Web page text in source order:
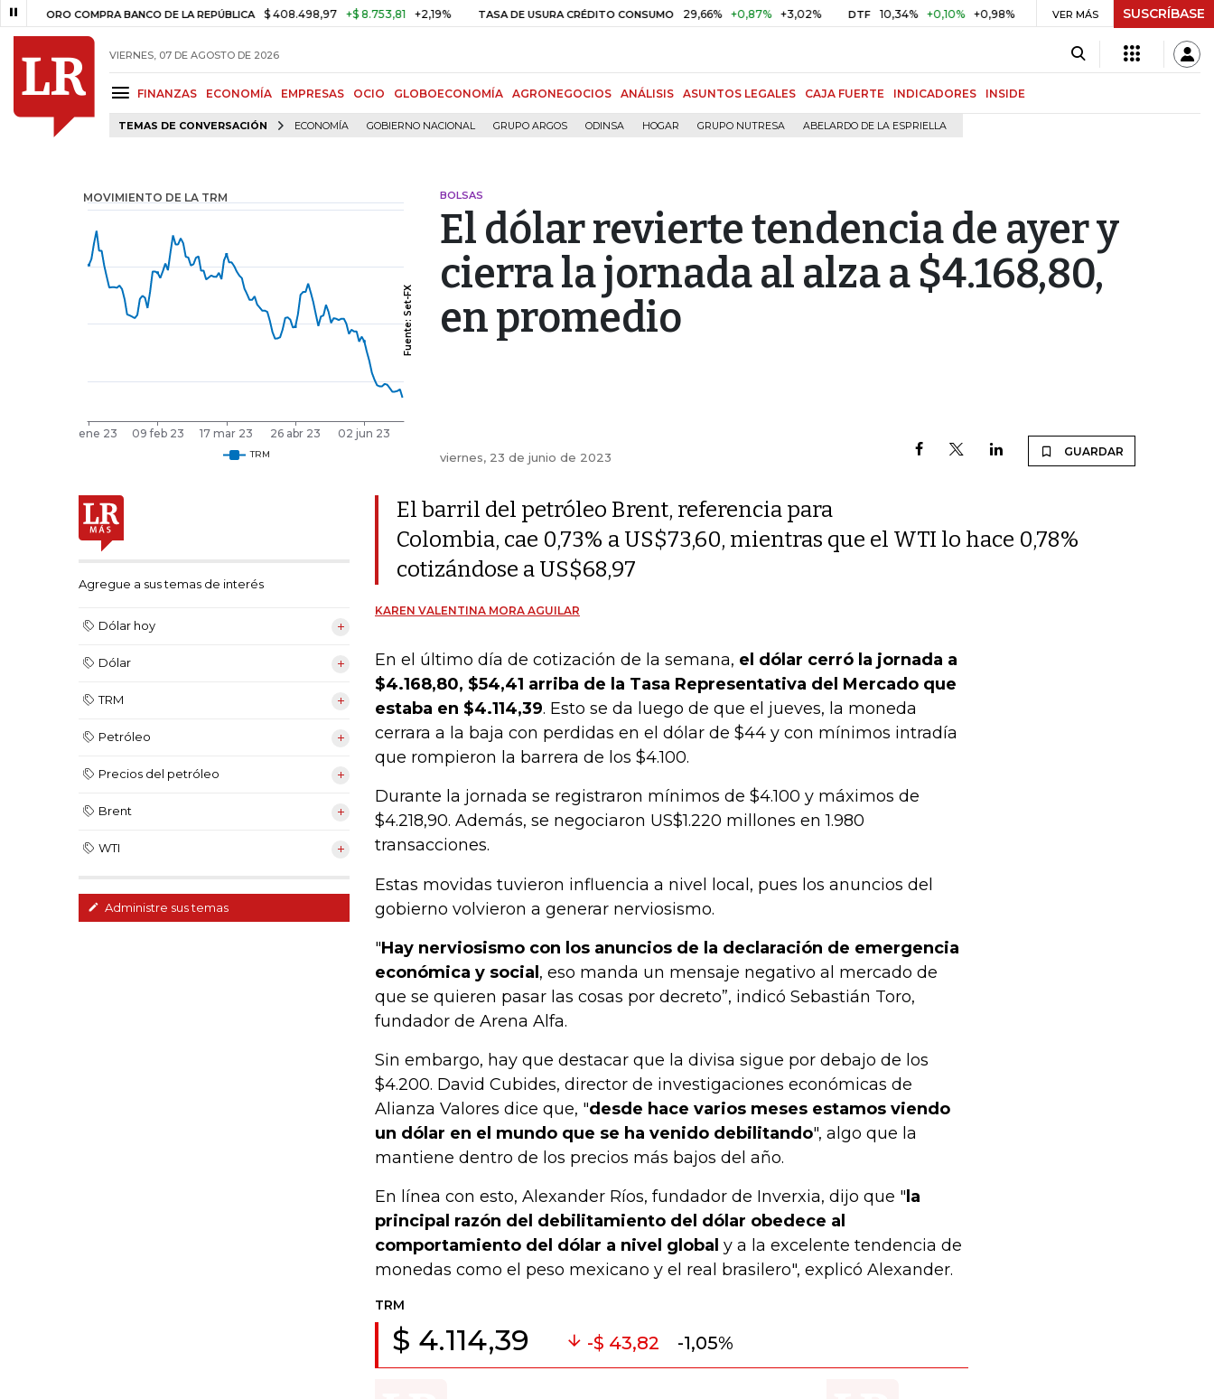
COMPRA BANCO DE LA REPÚBLICA $ 408.498,97 +$ 8.753,81 +2,19% TASA DE USURA CRÉDITO CONSUMO 29,66% +0,87% +3,02% DTF 10,34% +0,10% +0,98% UVR $ 416,91 +$ 0,05 +0,01%
VER MÁS SUSCRÍBASE
VIERNES, 07 DE AGOSTO DE 2026
FINANZAS ECONOMÍA EMPRESAS OCIO GLOBOECONOMÍA AGRONEGOCIOS ANÁLISIS ASUNTOS LEGALES CAJA FUERTE INDICADORES INSIDE
TEMAS DE CONVERSACIÓN ECONOMÍA GOBIERNO NACIONAL GRUPO ARGOS ODINSA HOGAR GRUPO NUTRESA ABELARDO DE LA ESPRIELLA
BOLSAS
El dólar revierte tendencia de ayer y
cierra la jornada al alza a $4.168,80,
en promedio
viernes, 23 de junio de 2023 GUARDAR
Agregue a sus temas de interés
Dólar hoy
Dólar
TRM
Petróleo
Precios del petróleo
Brent
WTI
Administre sus temas
El barril del petróleo Brent, referencia para
Colombia, cae 0,73% a US$73,60, mientras que el WTI lo hace 0,78%
cotizándose a US$68,97
KAREN VALENTINA MORA AGUILAR
En el último día de cotización de la semana, el dólar cerró la jornada a
$4.168,80, $54,41 arriba de la Tasa Representativa del Mercado que
estaba en $4.114,39. Esto se da luego de que el jueves, la moneda
cerrara a la baja con perdidas en el dólar de $44 y con mínimos intradía
que rompieron la barrera de los $4.100.
Durante la jornada se registraron mínimos de $4.100 y máximos de
$4.218,90. Además, se negociaron US$1.220 millones en 1.980
transacciones.
Estas movidas tuvieron influencia a nivel local, pues los anuncios del
gobierno volvieron a generar nerviosismo.
"Hay nerviosismo con los anuncios de la declaración de emergencia
económica y social , eso manda un mensaje negativo al mercado de
que se quieren pasar las cosas por decreto”, indicó Sebastián Toro,
fundador de Arena Alfa.
Sin embargo, hay que destacar que la divisa sigue por debajo de los
$4.200. David Cubides, director de investigaciones económicas de
Alianza Valores dice que, "desde hace varios meses estamos viendo
un dólar en el mundo que se ha venido debilitando", algo que la
mantiene dentro de los precios más bajos del año.
En línea con esto, Alexander Ríos, fundador de Inverxia, dijo que " la
principal razón del debilitamiento del dólar obedece al
comportamiento del dólar a nivel global y a la excelente tendencia de
monedas como el peso mexicano y el real brasilero", explicó Alexander.